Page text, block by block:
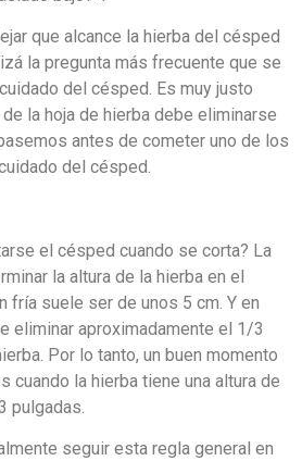
que alcance la hierba del césped
la pregunta más frecuente que se
del césped. Es muy justo
la hoja de hierba debe eliminarse
antes de cometer uno de los
del césped.
el césped cuando se corta? La
la altura de la hierba en el
fría suele ser de unos 5 cm. Y en
eliminar aproximadamente el 1/3
Por lo tanto, un buen momento
cuando la hierba tiene una altura de
pulgadas.
seguir esta regla general en